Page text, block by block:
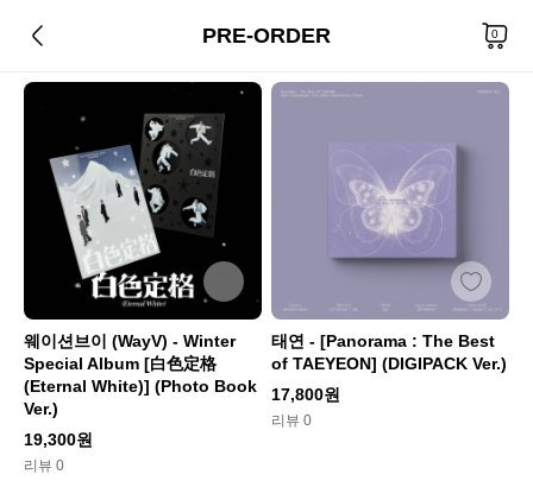
PRE-ORDER 0
총
웨이션브이 (WayV) - Winter
Special Album [白色定格
(Eternal White)] (Photo Book
Ver.)
19,300원
리뷰 0
태연 - [Panorama : The Best
of TAEYEON] (DIGIPACK Ver.)
17,800원
리뷰 0